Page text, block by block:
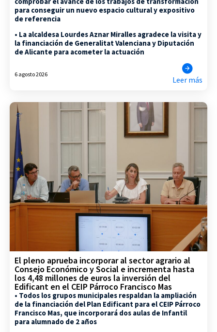
para conseguir un nuevo espacio cultural y expositivo
de referencia
• La alcaldesa Lourdes Aznar Miralles agradece la visita y
la financiación de Generalitat Valenciana y Diputación
de Alicante para acometer la actuación
6 agosto 2026
Leer más
El pleno aprueba incorporar al sector agrario al
Consejo Económico y Social e incrementa hasta
los 4,48 millones de euros la inversión del
Edificant en el CEIP Párroco Francisco Mas
• Todos los grupos municipales respaldan la ampliación
de la financiación del Plan Edificant para el CEIP Párroco
Francisco Mas, que incorporará dos aulas de Infantil
para alumnado de 2 años